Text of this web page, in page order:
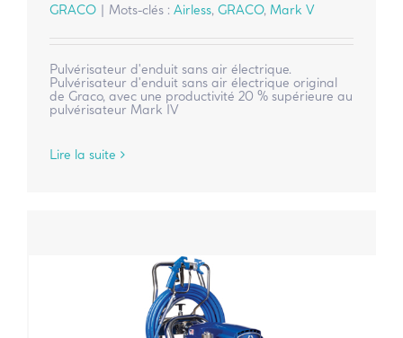
GRACO | Mots-clés : Airless, GRACO, Mark V
Pulvérisateur d'enduit sans air électrique.
Pulvérisateur d'enduit sans air électrique original
de Graco, avec une productivité 20 % supérieure au
pulvérisateur Mark IV
Lire la suite